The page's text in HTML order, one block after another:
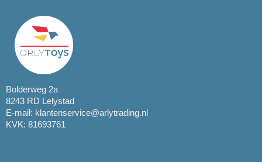
Bolderweg 2a
8243 RD Lelystad
E-mail: klantenservice@arlytrading.nl
KVK: 81693761